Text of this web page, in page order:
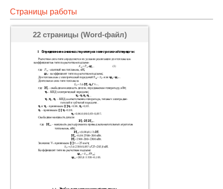
Страницы работы
22 страницы (Word-файл)